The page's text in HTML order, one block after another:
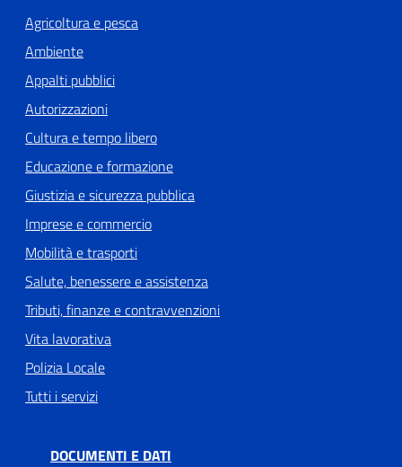
Agricoltura e pesca
Ambiente
Appalti pubblici
Autorizzazioni
Cultura e tempo libero
Educazione e formazione
Giustizia e sicurezza pubblica
Imprese e commercio
Mobilità e trasporti
Salute, benessere e assistenza
Tributi, finanze e contravvenzioni
Vita lavorativa
Polizia Locale
Tutti i servizi
DOCUMENTI E DATI